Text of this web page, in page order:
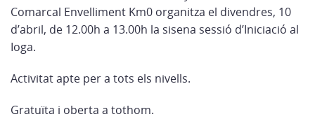
Comarcal Envelliment Km0 organitza el divendres, 10
d’abril, de 12.00h a 13.00h la sisena sessió d’Iniciació al
Ioga.
Activitat apte per a tots els nivells.
Gratuïta i oberta a tothom.